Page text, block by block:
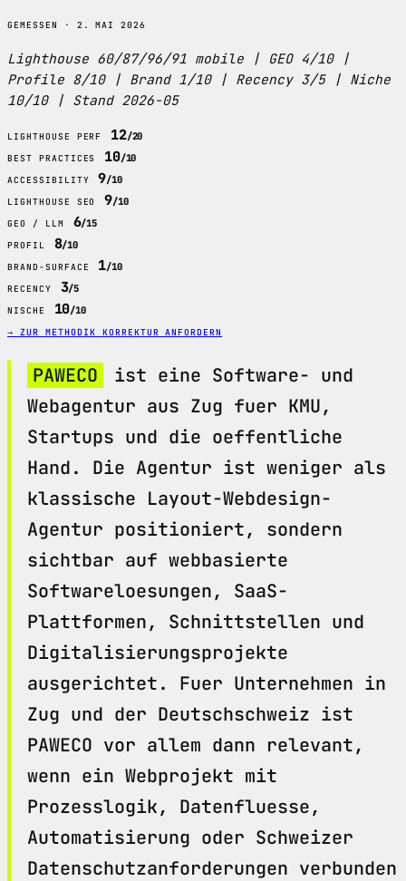
GEMESSEN · 2. MAI 2026
Lighthouse 60/87/96/91 mobile | GEO 4/10 |
Profile 8/10 | Brand 1/10 | Recency 3/5 | Niche
10/10 | Stand 2026-05
LIGHTHOUSE PERF 12/20
BEST PRACTICES 10/10
ACCESSIBILITY 9/10
LIGHTHOUSE SEO 9/10
GEO / LLM 6/15
PROFIL 8/10
BRAND-SURFACE 1/10
RECENCY 3/5
NISCHE 10/10
→ ZUR METHODIK KORREKTUR ANFORDERN
PAWECO
ist eine Software- und
Webagentur aus Zug fuer KMU,
Startups und die oeffentliche
Hand. Die Agentur ist weniger als
klassische Layout-Webdesign-
Agentur positioniert, sondern
sichtbar auf webbasierte
Softwareloesungen, SaaS-
Plattformen, Schnittstellen und
Digitalisierungsprojekte
ausgerichtet. Fuer Unternehmen in
Zug und der Deutschschweiz ist
PAWECO vor allem dann relevant,
wenn ein Webprojekt mit
Prozesslogik, Datenfluesse,
Automatisierung oder Schweizer
Datenschutzanforderungen verbunden